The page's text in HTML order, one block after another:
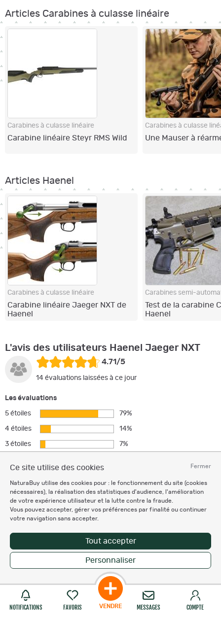
Fermer
Ce site utilise des cookies
NaturaBuy utilise des cookies pour : le fonctionnement du site (cookies
nécessaires), la réalisation des statistiques d'audience, l'amélioration
de votre expérience utilisateur et la lutte contre la fraude.
Vous pouvez accepter, gérer vos préférences par finalité ou continuer
votre navigation sans accepter.
Tout accepter
Personnaliser
NOTIFICATIONS FAVORIS VENDRE MESSAGES COMPTE
Articles Carabines à culasse linéaire
Carabines à culasse linéaire
Carabine linéaire Steyr RMS Wild
Carabines à culasse
Une Mauser à
Articles Haenel
Carabines à culasse linéaire
Carabine linéaire Jaeger NXT de
Haenel
Test de la carabine
Haenel
L'avis des utilisateurs Haenel Jaeger NXT
4.71/5
14 évaluations laissées à ce jour
Les évaluations
5 étoiles 79%
4 étoiles 14%
3 étoiles 7%
L'avis le plus utile
11 avis laissés
72 utiles reçus
le 16/04/2023
Superbe design